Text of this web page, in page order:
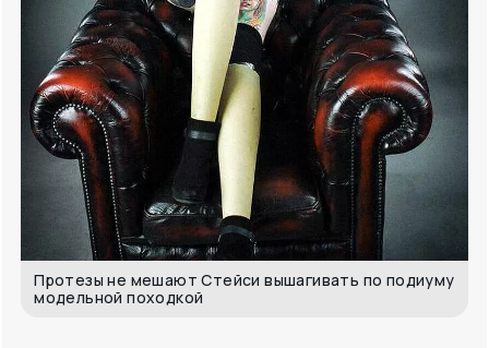
Протезы не мешают Стейси вышагивать по подиуму
модельной походкой